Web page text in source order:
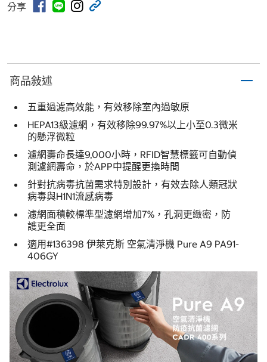
分享
商品敍述
五重過濾高效能，有效移除室內過敏原
HEPA13級濾網，有效移除99.97%以上小至0.3微米
的懸浮微粒
濾網壽命長達9,000小時，RFID智慧標籤可自動偵
測濾網壽命，於APP中提醒更換時間
針對抗病毒抗菌需求特別設計，有效去除人類冠狀
病毒與H1N1流感病毒
濾網面積較標準型濾網增加7%，孔洞更緻密，防
護更全面
適用#136398 伊萊克斯 空氣清淨機 Pure A9 PA91-
406GY